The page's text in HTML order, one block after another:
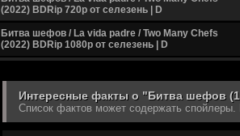
(2022) BDRip 720p от селезень | D
Битва шефов / La vida padre / Two Many Chefs
(2022) BDRip 1080p от селезень | D
DLRip от Files-x
Интересные факты о "Битва шефов
Список фактов может содержать спойлеры.